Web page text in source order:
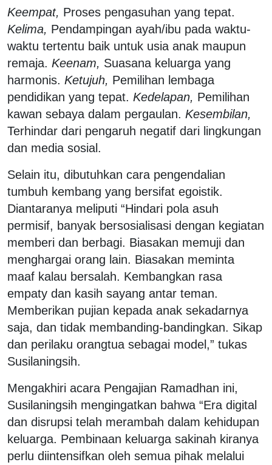
Keempat, Proses pengasuhan yang tepat.
Kelima, Pendampingan ayah/ibu pada waktu-
waktu tertentu baik untuk usia anak maupun
remaja. Keenam, Suasana keluarga yang
harmonis. Ketujuh, Pemilihan lembaga
pendidikan yang tepat. Kedelapan, Pemilihan
kawan sebaya dalam pergaulan. Kesembilan,
Terhindar dari pengaruh negatif dari lingkungan
dan media sosial.
Selain itu, dibutuhkan cara pengendalian
tumbuh kembang yang bersifat egoistik.
Diantaranya meliputi “Hindari pola asuh
permisif, banyak bersosialisasi dengan kegiatan
memberi dan berbagi. Biasakan memuji dan
menghargai orang lain. Biasakan meminta
maaf kalau bersalah. Kembangkan rasa
empaty dan kasih sayang antar teman.
Memberikan pujian kepada anak sekadarnya
saja, dan tidak membanding-bandingkan. Sikap
dan perilaku orangtua sebagai model,” tukas
Susilaningsih.
Mengakhiri acara Pengajian Ramadhan ini,
Susilaningsih mengingatkan bahwa “Era digital
dan disrupsi telah merambah dalam kehidupan
keluarga. Pembinaan keluarga sakinah kiranya
perlu diintensifkan oleh semua pihak melalui